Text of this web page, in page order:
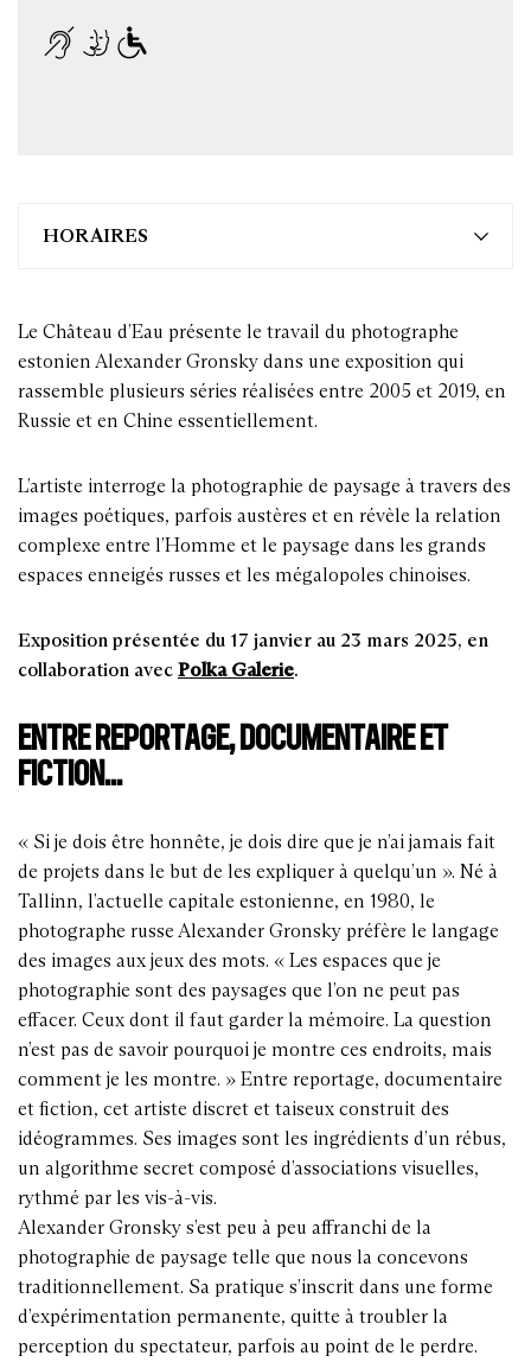
HORAIRES
Le Château d’Eau présente le travail du photographe
estonien Alexander Gronsky dans une exposition qui
rassemble plusieurs séries réalisées entre 2005 et 2019, en
Russie et en Chine essentiellement.
L’artiste interroge la photographie de paysage à travers des
images poétiques, parfois austères et en révèle la relation
complexe entre l’Homme et le paysage dans les grands
espaces enneigés russes et les mégalopoles chinoises.
Exposition présentée du 17 janvier au 23 mars 2025, en
collaboration avec Polka Galerie.
ENTRE REPORTAGE, DOCUMENTAIRE ET
FICTION...
« Si je dois être honnête, je dois dire que je n’ai jamais fait
de projets dans le but de les expliquer à quelqu’un ». Né à
Tallinn, l’actuelle capitale estonienne, en 1980, le
photographe russe Alexander Gronsky préfère le langage
des images aux jeux des mots. « Les espaces que je
photographie sont des paysages que l’on ne peut pas
effacer. Ceux dont il faut garder la mémoire. La question
n’est pas de savoir pourquoi je montre ces endroits, mais
comment je les montre. » Entre reportage, documentaire
et fiction, cet artiste discret et taiseux construit des
idéogrammes. Ses images sont les ingrédients d’un rébus,
un algorithme secret composé d’associations visuelles,
rythmé par les vis-à-vis.
Alexander Gronsky s’est peu à peu affranchi de la
photographie de paysage telle que nous la concevons
traditionnellement. Sa pratique s’inscrit dans une forme
d’expérimentation permanente, quitte à troubler la
perception du spectateur, parfois au point de le perdre.